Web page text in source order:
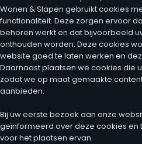
Wonen & Slapen gebruikt cookies
functionaliteit. Deze zorgen ervoor
behoren werkt en dat bijvoorbeeld
onthouden worden. Deze cookies
website goed te laten werken en
Daarnaast plaatsen we cookies die
zodat we op maat gemaakte
aanbieden.
Bij uw eerste bezoek aan onze
geïnformeerd over deze cookies
voor het plaatsen ervan.